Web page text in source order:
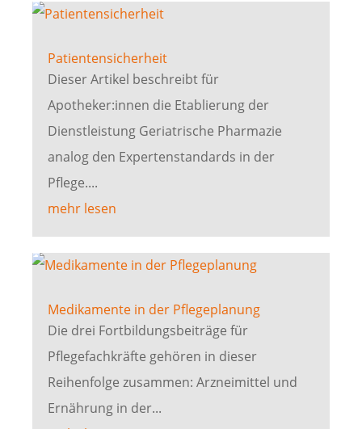
Patientensicherheit
Dieser Artikel beschreibt für
Apotheker:innen die Etablierung der
Dienstleistung Geriatrische Pharmazie
analog den Expertenstandards in der
Pflege....
mehr lesen
Medikamente in der Pflegeplanung
Die drei Fortbildungsbeiträge für
Pflegefachkräfte gehören in dieser
Reihenfolge zusammen: Arzneimittel und
Ernährung in der...